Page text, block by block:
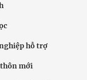
hỗ trợ
mới